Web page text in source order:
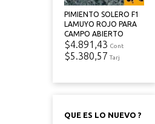
PIMIENTO SOLERO F1
LAMUYO ROJO PARA
CAMPO ABIERTO
$4.891,43 Cont
$5.380,57 Tarj
QUE ES LO NUEVO ?